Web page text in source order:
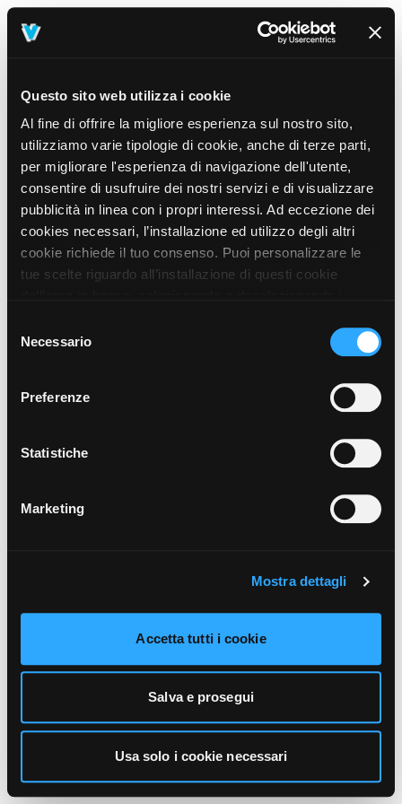
Questo sito web utilizza i cookie
Al fine di offrire la migliore esperienza sul nostro sito,
utilizziamo varie tipologie di cookie, anche di terze parti,
per migliorare l'esperienza di navigazione dell'utente,
consentire di usufruire dei nostri servizi e di visualizzare
pubblicità in linea con i propri interessi. Ad eccezione dei
cookies necessari, l’installazione ed utilizzo degli altri
cookie richiede il tuo consenso. Puoi personalizzare le
tue scelte riguardo all’installazione di questi cookie
prosegui” o decidere di accettare tutti i cookie, cliccando
sul pulsante “Accetta tutti i cookie”. Cliccando sul tasto
unicamente i cookie necessari alla navigazione. Per
funzionamento, puoi prendere visione dell’informativa
cliccando qui.
delNecessario
Preferenze
Statistiche
Marketing
Mostra dettagli
Accetta tutti i cookie
Salva e prosegui
Usa solo i cookie necessari
404